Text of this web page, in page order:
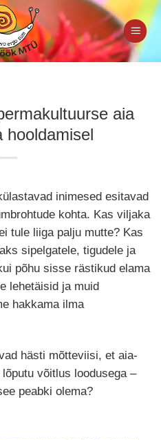
aia
hooldamisel
inimesed esitavad
kohta. Kas viljaka
tule liiga palju mutte? Kas
sipelgatele, tigudele ja
põhu sisse rästikud elama
lehetäisid ja muid
hakkama ilma
hästi mõtteviisi, et aia-
võitlus loodusega –
peabki olema?